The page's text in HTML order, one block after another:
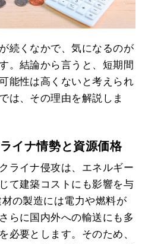
続くなかで、気になるのが
。結論から言うと、短期間
能性は高くないと考えられ
は、その理由を解説しま
イナ情勢と資源価格
ライナ侵攻は、エネルギー
て建築コストにも影響を与
の製造には電力や燃料が
らに国内外への輸送にも多
必要とします。そのため、